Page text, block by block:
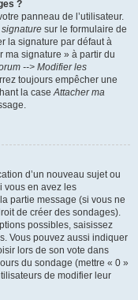
?
panneau de l’utilisateur.
sur le formulaire de
la signature par défaut à
ma signature » à partir du
--> Modifier les
toujours empêcher une
la caseAttacher ma
d’un nouveau sujet ou
vous en avez les
partie message (si vous ne
de créer des sondages).
possibles, saisissez
Vous pouvez aussi indiquer
lors de son vote dans
du sondage (mettre « 0 »
de modifier leur